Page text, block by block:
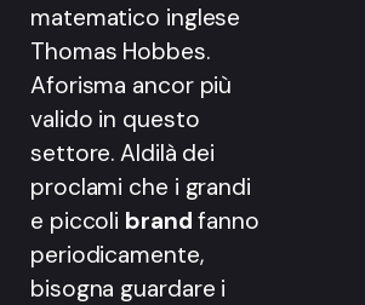
matematico inglese
Thomas Hobbes.
Aforisma ancor più
valido in questo
settore. Aldilà dei
proclami che i grandi
e piccoli brandfanno
periodicamente,
bisogna guardare i